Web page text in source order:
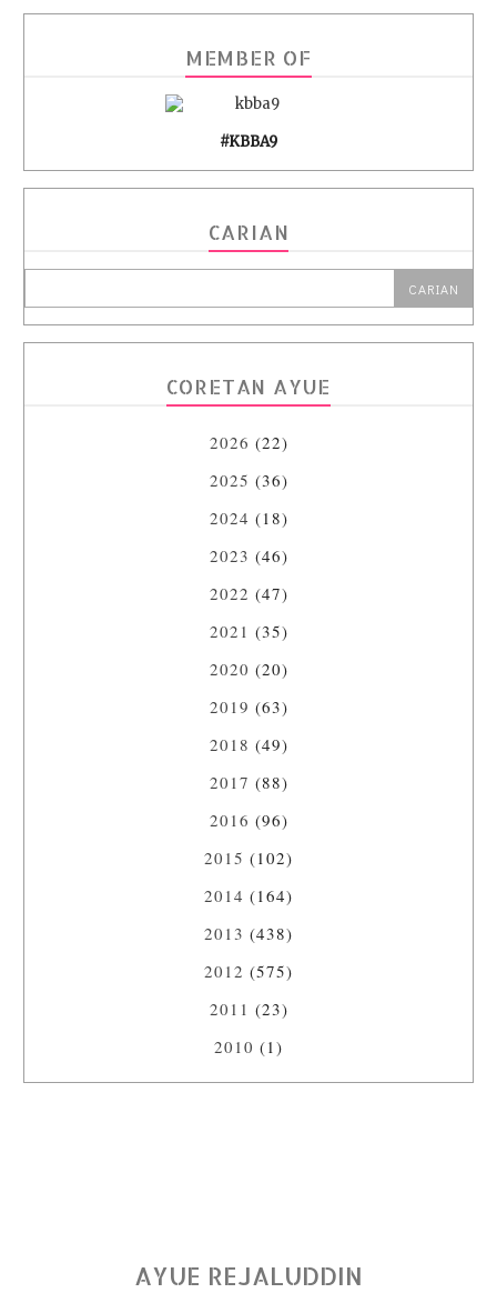
MEMBER OF
#KBBA9
CARIAN
CORETAN AYUE
2026 (22)
2025 (36)
2024 (18)
2023 (46)
2022 (47)
2021 (35)
2020 (20)
2019 (63)
2018 (49)
2017 (88)
2016 (96)
2015 (102)
2014 (164)
2013 (438)
2012 (575)
2011 (23)
2010 (1)
AYUE REJALUDDIN